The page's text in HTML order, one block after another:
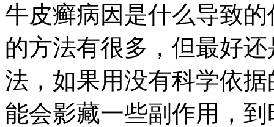
牛皮癣病因是什么导致
的方法有很多，但最好
法，如果用没有科学依
能会影藏一些副作用，